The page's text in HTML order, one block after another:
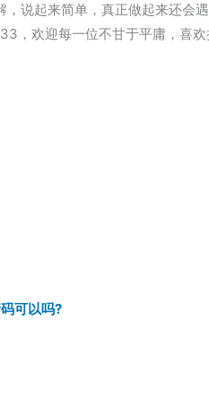
说起来简单，真正做起来还会
，欢迎每一位不甘于平庸，喜欢
可以吗?